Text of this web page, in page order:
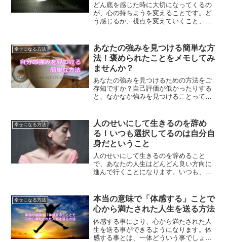
どん底を感じた時に大切になってくるの
が、心の持ちようを変えることです。ど
う感じるか、視点を変えていくこと、そ
す。あなたの見ている世界も変えてみま
せんか？
幸せになる方法
あなたの強みを見つける簡単な方
法！褒められたことをメモしてみ
ませんか？
あなたの強みを見つけるための方法をご
存知ですか？自己評価が低かったりする
と、なかなか強みを見つけることって難
るということについて、解説します。
幸せになる方法
人のせいにして生きるのを辞め
る！いつも選択してるのは自分自
身だということ
人のせいにして生きるのを辞めること
で、あなたの人生はどんどん良い方向に
進んで行くことになります。いつも、選
ということを認識して行く事で、素敵な
人生が送れるはずです。
幸せになる方法
本当の意味で「体感する」ことで
心から満たされた人生を送る方法
体感する事により、心から満たされた人
生を送る事ができるようになります。体
感する事とは、一体どういう事でしょう